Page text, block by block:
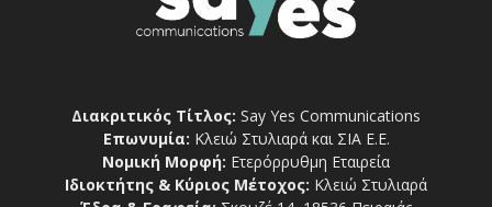
Διακριτικός Τίτλος: Say Yes Communications
Επωνυμία: Κλειώ Στυλιαρά και ΣΙΑ Ε.Ε.
Νομική Μορφή: Ετερόρρυθμη Εταιρεία
Ιδιοκτήτης & Κύριος Μέτοχος: Κλειώ Στυλιαρά